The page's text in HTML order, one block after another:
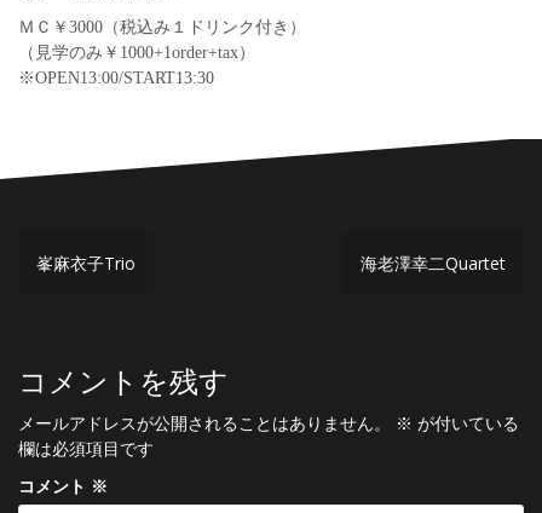
ＭＣ￥3000（税込み１ドリンク付き）
（見学のみ￥1000+1order+tax）
※OPEN13:00/START13:30
投
ビ
ゲ
ー
シ
峯麻衣子Trio 海老澤幸二Quartet
コメントを残す
メールアドレスが公開されることはありません。 ※ が付いている
欄は必須項目です
コメント ※